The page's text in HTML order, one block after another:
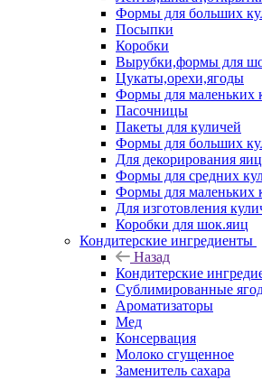
Формы для больших
Посыпки
Коробки
Вырубки,формы для
Цукаты,орехи,ягоды
Формы для маленьких
Пасочницы
Пакеты для куличей
Формы для больших
Для декорирования яиц
Формы для средних
Формы для маленьких
Для изготовления
Коробки для шок.яиц
Кондитерские ингредиенты
Назад
Кондитерские
Сублимированные
Ароматизаторы
Мед
Консервация
Молоко сгущенное
Заменитель сахара